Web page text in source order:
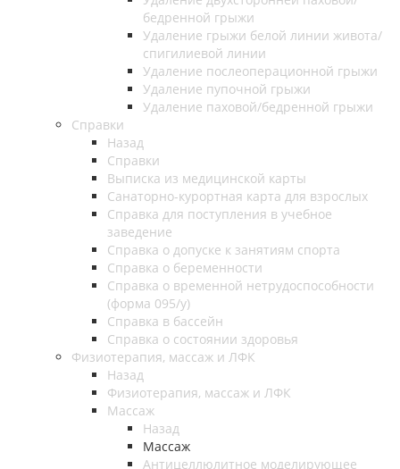
бедренной грыжи
Удаление грыжи белой линии живота/
спигилиевой линии
Удаление послеоперационной грыжи
Удаление пупочной грыжи
Удаление паховой/бедренной грыжи
Справки
Назад
Справки
Выписка из медицинской карты
Санаторно-курортная карта для взрослых
Справка для поступления в учебное
заведение
Справка о допуске к занятиям спорта
Справка о беременности
Справка о временной нетрудоспособности
(форма 095/у)
Справка в бассейн
Справка о состоянии здоровья
Физиотерапия, массаж и ЛФК
Назад
Физиотерапия, массаж и ЛФК
Массаж
Назад
Массаж
Антицеллюлитное моделирующее